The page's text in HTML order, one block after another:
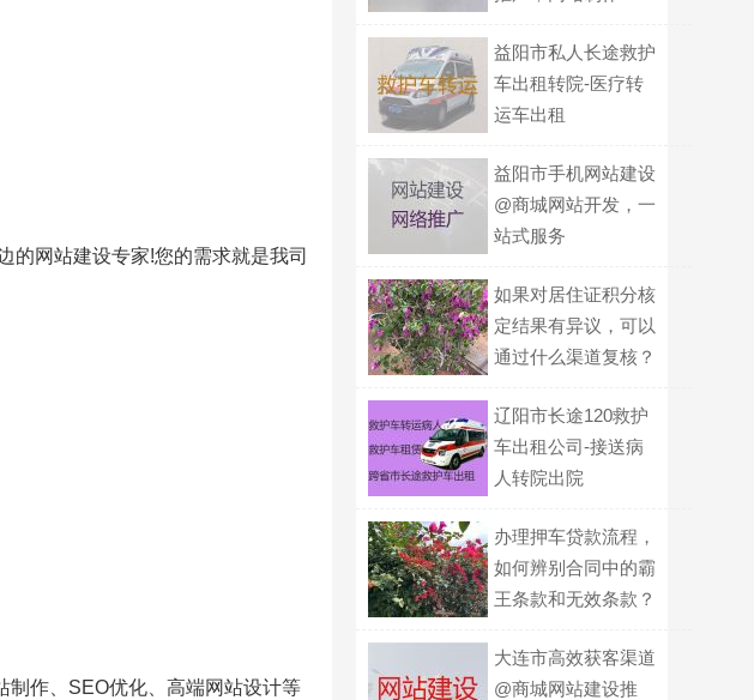
的网站建设专家!您的需求就是我司
制作、SEO优化、高端网站设计等
益阳市私人长途救护
车出租转院-医疗转
运车出租
益阳市手机网站建设
@商城网站开发，一
站式服务
如果对居住证积分核
定结果有异议，可以
通过什么渠道复核？
辽阳市长途120救护
车出租公司-接送病
人转院出院
办理押车贷款流程，
如何辨别合同中的霸
王条款和无效条款？
大连市高效获客渠道
@商城网站建设推